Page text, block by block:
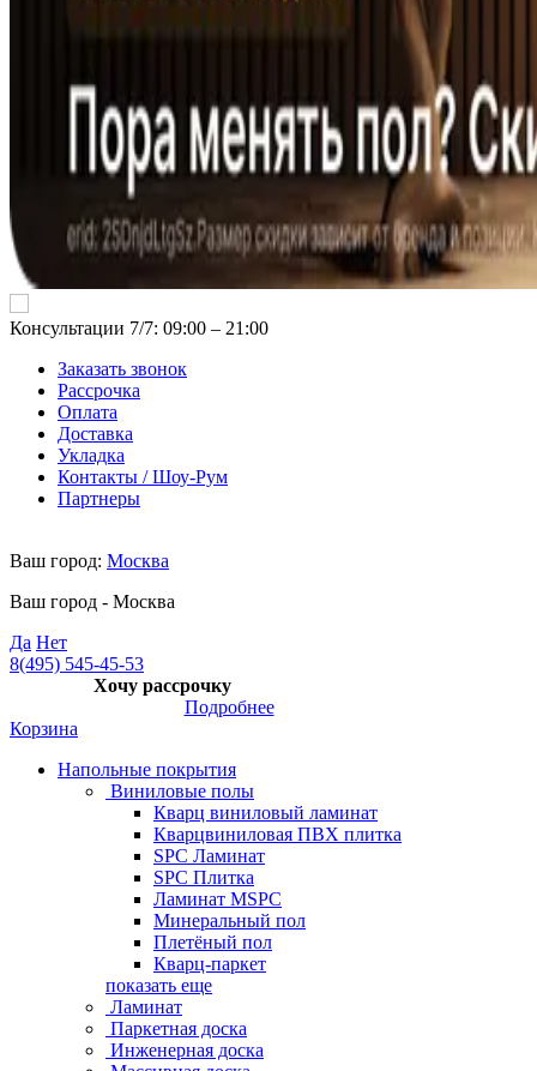
Консультации 7/7: 09:00 ‒ 21:00
Заказать звонок
Рассрочка
Оплата
Доставка
Укладка
Контакты / Шоу-Рум
Партнеры
Ваш город: Москва
Ваш город - Москва
Да Нет
8(495) 545-45-53
Хочу рассрочку
Подробнее
Корзина
Напольные покрытия
Виниловые полы
Кварц виниловый ламинат
Кварцвиниловая ПВХ плитка
SPC Ламинат
SPC Плитка
Ламинат MSPC
Минеральный пол
Плетёный пол
Кварц-паркет
показать еще
Ламинат
Паркетная доска
Инженерная доска